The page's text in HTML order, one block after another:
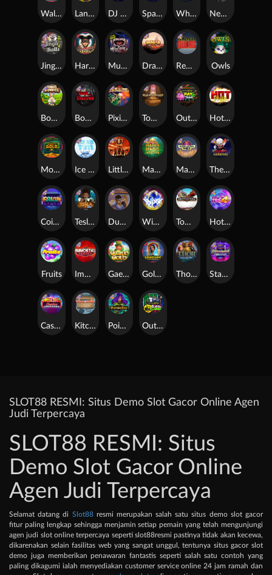
Munchies
Nexus Tombstone RIP
Outsourced: Payday
Manhattan Goes Wild
Book Of Shadows
Casino Win Spin
Hot Nudge
Space Donkey
Land of the Free
Starstruck
Monkey's Gold xPays Little Bighorn
Poison Eve
Tomb of Akhenaten
Golden Genie And The Walking Wilds
Dragon Tribe
Immortal Fruits
Tesla Jolt Dungeon Quest
Coins of Fortune
Mayan Magic Wildfire
WiXX
Outsourced: Slash Game
Fruits
Bonus Bunnies
DJ Psycho
Hot 4 Cash
Tombstone
Owls
Gaelic Gold
The Creepy Carnival
Whacked
Jingle Balls Harlequin Carnival
Walk of Shame
Kitchen Drama: Sushi Mania
Pixies vs Pirates
Thor: Hammer Time
Ice Ice Yeti
Remember Gulag
SLOT88 RESMI: Situs Demo Slot Gacor Online Agen
Judi Terpercaya
SLOT88 RESMI: Situs
Demo Slot Gacor Online
Agen Judi Terpercaya
Selamat datang di Slot88resmi merupakan salah satu situs demo slot gacor
fitur paling lengkap sehingga menjamin setiap pemain yang telah mengunjungi
agen judi slot online terpercaya seperti slot88resmi pastinya tidak akan kecewa,
dikarenakan selain fasilitas web yang sangat unggul, tentunya situs gacor slot
demo juga memberikan penawaran fantastis seperti salah satu contoh yang
paling dikagumi ialah menyediakan customer service online 24 jam ramah dan